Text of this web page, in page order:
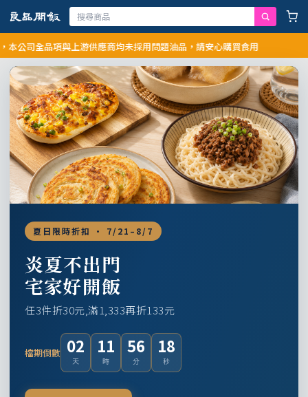
全品項與上游供應商均未採用問題油品，請安心購買食用
夏日限時折扣 · 7/21–8/7
炎夏不出門
宅家好開飯
任3件折30元,滿1,333再折133元
檔期倒數 02
天
11
時
56
分
17
秒